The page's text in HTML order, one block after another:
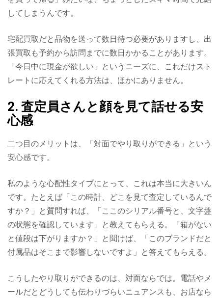
してしまうんです。
宅配買取だと品物を送って数日待つ必要がありますし、出
張買取も予約から訪問までに数日かかることがあります。
「今日中に現金が欲しい」というニーズに、これだけスト
レートに応えてくれる方法は、ほかにありません。
2. 査定員さんと顔を見て話せる安
心感
二つ目のメリットは、「対面でやり取りができる」という
安心感です。
私のような心配性タイプにとって、これは本当に大きいん
です。たとえば「この時計、どこを見て査定しているんで
すか？」と質問すれば、「ここのシリアル番号と、文字盤
の状態を確認しています」と教えてもらえる。「箱がない
と値段は下がりますか？」と聞けば、「このブランドだと
付属品はそこまで影響しないですよ」と答えてもらえる。
こうしたやり取りができるのは、対面ならでは。電話やメ
ールだとどうしても伝わりづらいニュアンスも、お店なら